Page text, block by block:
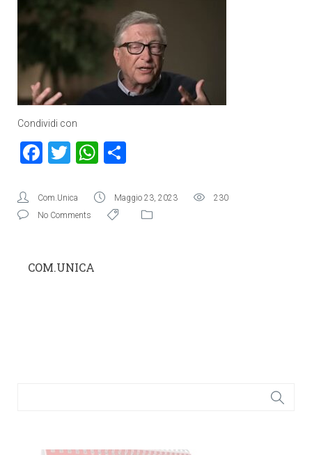
Condividi con
Facebook
TwitterWhatsApp
Com.Unica Maggio 23, 2023
230
No Comments
COM.UNICA